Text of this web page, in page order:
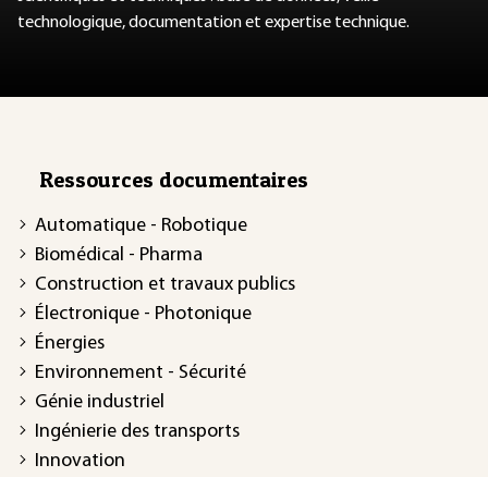
technologique, documentation et expertise technique.
Ressources documentaires
Automatique - Robotique
Biomédical - Pharma
Construction et travaux publics
Électronique - Photonique
Énergies
Environnement - Sécurité
Génie industriel
Ingénierie des transports
Innovation